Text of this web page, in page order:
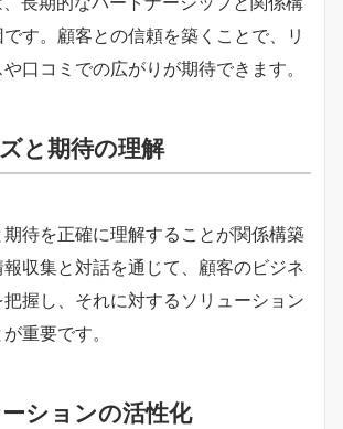
す。顧客との信頼を築くことで、リ
口コミでの広がりが期待できます。
と期待の理解
待を正確に理解することが関係構築
収集と対話を通じて、顧客のビジネ
握し、それに対するソリューション
重要です。
ションの活性化